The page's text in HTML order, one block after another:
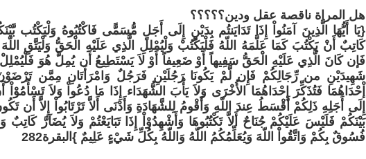
هل المراة ناقصة عقل ودين؟؟؟؟؟
{يَا أَيُّهَا الَّذِينَ آمَنُواْ إِذَا تَدَايَنتُم بِدَيْنٍ إِلَى أَجَلٍ مُّسَمًّى فَاكْتُبُوهُ وَلْيَكْتُب
كَاتِبٌ أَنْ يَكْتُبَ كَمَا عَلَّمَهُ اللّهُ فَلْيَكْتُبْ وَلْيُمْلِلِ الَّذِي عَلَيْهِ الْحَقُّ وَلْيَتَّقِ
فَإن كَانَ الَّذِي عَلَيْهِ الْحَقُّ سَفِيهاً أَوْ ضَعِيفاً أَوْ لاَ يَسْتَطِيعُ أَن يُمِلَّ هُوَ فَلْيُمْلِلْ
شَهِيدَيْنِ من رِّجَالِكُمْ فَإِن لَّمْ يَكُونَا رَجُلَيْنِ فَرَجُلٌ وَامْرَأَتَانِ مِمَّن
إْحْدَاهُمَا فَتُذَكِّرَ إِحْدَاهُمَا الأُخْرَى وَلاَ يَأْبَ الشُّهَدَاء إِذَا مَا دُعُواْ وَلاَ تَسْأَمُوْاْ
إِلَى أَجَلِهِ ذَلِكُمْ أَقْسَطُ عِندَ اللّهِ وَأَقْومُ لِلشَّهَادَةِ وَأَدْنَى أَلاَّ تَرْتَابُواْ إِلاَّ أَن
بَيْنَكُمْ فَلَيْسَ عَلَيْكُمْ جُنَاحٌ أَلاَّ تَكْتُبُوهَا وَأَشْهِدُوْاْ إِذَا تَبَايَعْتُمْ وَلاَ يُضَآرَّ كَاتِبٌ
فُسُوقٌ بِكُمْ وَاتَّقُواْ اللّهَ وَيُعَلِّمُكُمُ اللّهُ وَاللّهُ بِكُلِّ شَيْءٍ عَلِيمٌ }البقرة282